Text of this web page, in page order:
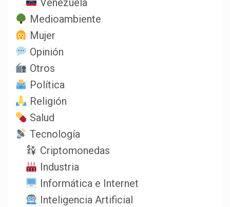
Venezuela
Medioambiente
Mujer
Opinión
Otros
Política
Religión
Salud
Tecnología
Criptomonedas
Industria
Informática e Internet
Inteligencia Artificial